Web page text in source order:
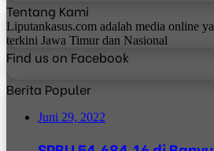
Tentang Kami
Liputankasus.com adalah media online
terkini Jawa Timur dan Nasional
Find us on Facebook
Berita Populer
Juni 29, 2022